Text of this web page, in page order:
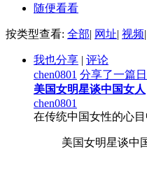
随便看看
按类型查看: 全部| 网址| 视频|
我也分享 | 评论
chen0801 分享了一篇
美国女明星谈中国女人
chen0801
在传统中国女性的心
美国女明星谈中